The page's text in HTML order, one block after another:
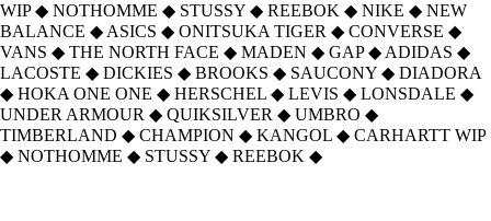
WIP ◆ NOTHOMME ◆ STUSSY ◆ REEBOK ◆ NIKE ◆ NEW
BALANCE ◆ ASICS ◆ ONITSUKA TIGER ◆ CONVERSE ◆
VANS ◆ THE NORTH FACE ◆ MADEN ◆ GAP ◆ ADIDAS ◆
LACOSTE ◆ DICKIES ◆ BROOKS ◆ SAUCONY ◆ DIADORA
◆ HOKA ONE ONE ◆ HERSCHEL ◆ LEVIS ◆ LONSDALE ◆
UNDER ARMOUR ◆ QUIKSILVER ◆ UMBRO ◆
TIMBERLAND ◆ CHAMPION ◆ KANGOL ◆ CARHARTT WIP
◆ NOTHOMME ◆ STUSSY ◆ REEBOK ◆